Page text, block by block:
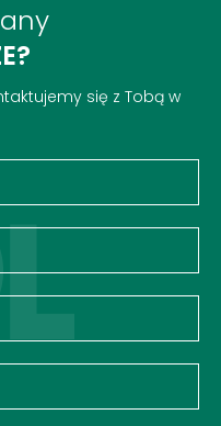
się z Tobą w